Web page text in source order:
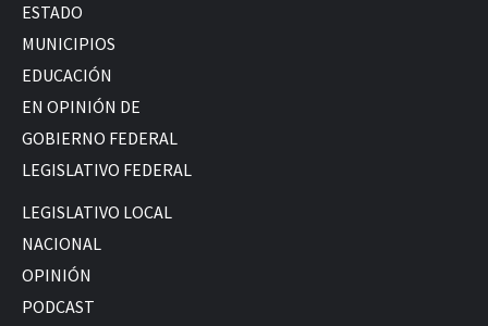
ESTADO
MUNICIPIOS
EDUCACIÓN
EN OPINIÓN DE
GOBIERNO FEDERAL
LEGISLATIVO FEDERAL
LEGISLATIVO LOCAL
NACIONAL
OPINIÓN
PODCAST